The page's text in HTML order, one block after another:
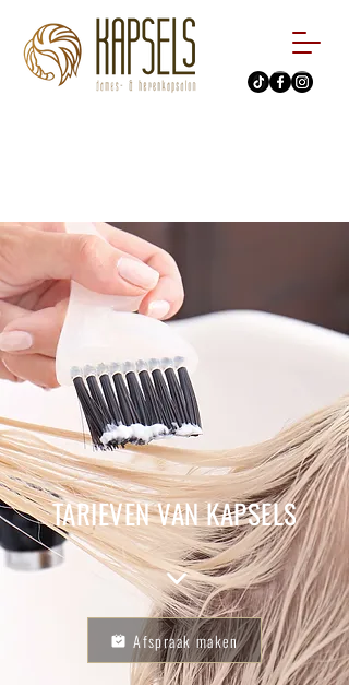
TARIEVEN VAN KAPSELS
Afspraak maken